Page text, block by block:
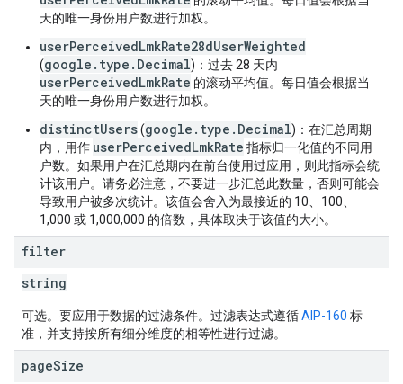
天的唯一身份用户数进行加权。
userPerceivedLmkRate28dUserWeighted
(google.type.Decimal)：过去 28 天内
userPerceivedLmkRate 的滚动平均值。每日值会根据当
天的唯一身份用户数进行加权。
distinctUsers(google.type.Decimal)：在汇总周期
内，用作 userPerceivedLmkRate 指标归一化值的不同用
户数。如果用户在汇总期内在前台使用过应用，则此指标会统
计该用户。请务必注意，不要进一步汇总此数量，否则可能会
导致用户被多次统计。该值会舍入为最接近的 10、100、
1,000 或 1,000,000 的倍数，具体取决于该值的大小。
filter
string
可选。要应用于数据的过滤条件。过滤表达式遵循AIP-160 标
准，并支持按所有细分维度的相等性进行过滤。
pageSize